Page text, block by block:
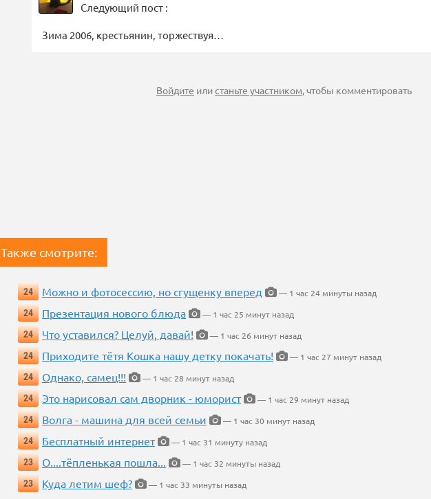
Следующий пост :
Зима 2006, крестьянин, торжествуя…
Войдите илистаньте участником, чтобы комментировать
Также смотрите:
24 Можно и фотосессию, но сгущенку вперед
— 1 час 24 минуты назад
24
Презентация нового блюда
— 1 час 25 минут назад
24
Что уставился? Целуй, давай!
— 1 час 26 минут назад
24
Приходите тётя Кошка нашу детку покачать!
— 1 час 27 минут назад
24
Однако, самец!!!
— 1 час 28 минут назад
24
Это нарисовал сам дворник - юморист
— 1 час 29 минут назад
24
Волга - машина для всей семьи
— 1 час 30 минут назад
24
Бесплатный интернет
— 1 час 31 минуту назад
23
О....тёпленькая пошла...
— 1 час 32 минуты назад
23
Куда летим шеф? — 1 час 33 минуты назад